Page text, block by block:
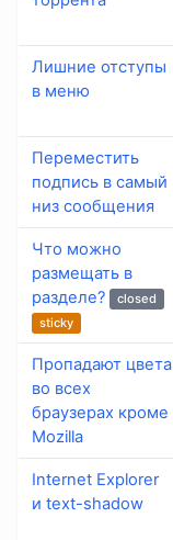
Лишние отступы
в меню
Переместить
подпись в самый
низ сообщения
Что можно
размещать в
разделе?
closed
sticky
Пропадают цвета
во всех
браузерах кроме
Mozilla
Internet Explorer
и text-shadow